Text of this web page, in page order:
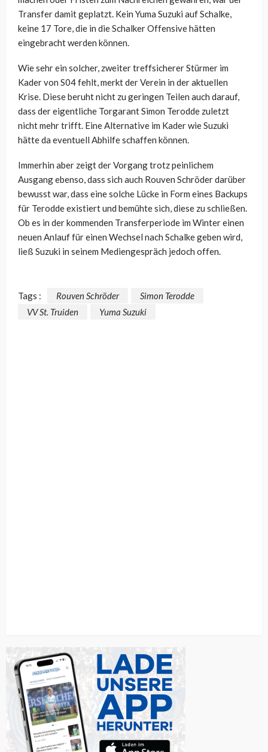
Transfer damit geplatzt. Kein Yuma Suzuki auf Schalke,
keine 17 Tore, die in die Schalker Offensive hätten
eingebracht werden können.
Wie sehr ein solcher, zweiter treffsicherer Stürmer im
Kader von S04 fehlt, merkt der Verein in der aktuellen
Krise. Diese beruht nicht zu geringen Teilen auch darauf,
dass der eigentliche Torgarant Simon Terodde zuletzt
nicht mehr trifft. Eine Alternative im Kader wie Suzuki
hätte da eventuell Abhilfe schaffen können.
Immerhin aber zeigt der Vorgang trotz peinlichem
Ausgang ebenso, dass sich auch Rouven Schröder darüber
bewusst war, dass eine solche Lücke in Form eines Backups
für Terodde existiert und bemühte sich, diese zu schließen.
Ob es in der kommenden Transferperiode im Winter einen
neuen Anlauf für einen Wechsel nach Schalke geben wird,
ließ Suzuki in seinem Mediengespräch jedoch offen.
Tags : Rouven Schröder
Simon Terodde
VV St. Truiden
Yuma Suzuki